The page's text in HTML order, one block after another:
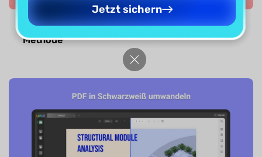
PDF mit Seitenzahlen drucken – einfachste
Methode
Jetzt sichern